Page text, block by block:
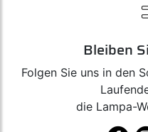
Bleiben
Folgen Sie uns in den
die Lampa-